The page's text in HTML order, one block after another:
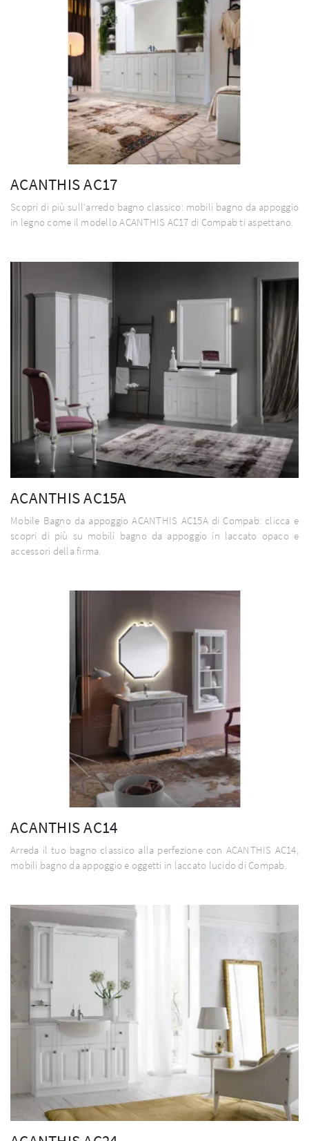
ACANTHIS AC17
Scopri di più sull'arredo bagno classico: mobili bagno da appoggio
in legno come il modello ACANTHIS AC17 di Compab ti aspettano.
ACANTHIS AC15A
Mobile Bagno da appoggio ACANTHIS AC15A di Compab: clicca e
scopri di più su mobili bagno da appoggio in laccato opaco e
accessori della firma.
ACANTHIS AC14
Arreda il tuo bagno classico alla perfezione con ACANTHIS AC14,
mobili bagno da appoggio e oggetti in laccato lucido di Compab.